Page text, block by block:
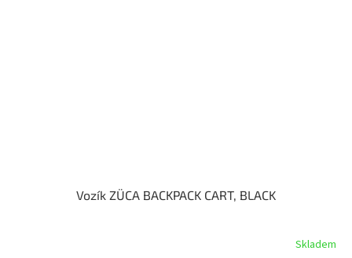
Vozík ZÜCA BACKPACK CART, BLACK
Skladem